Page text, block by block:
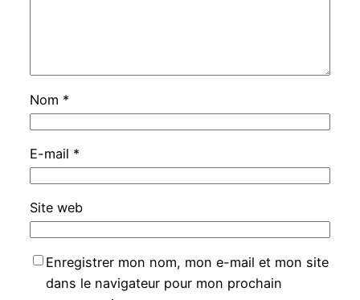
Nom *
E-mail *
Site web
Enregistrer mon nom, mon e-mail et mon site
dans le navigateur pour mon prochain